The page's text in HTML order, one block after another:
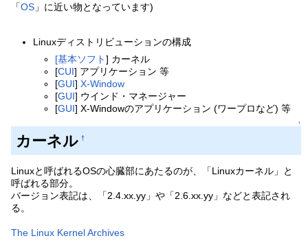
「OS 」に近い物となっています)
Linuxディストリビューションの構成
[基本ソフト] カーネル
[CUI] アプリケーション 等
[GUI]X-Window
[GUI] ウインド・マネージャー
[GUI] X-Windowのアプリケーション (ワープロなど) 等
↑
カーネル †
Linuxと呼ばれるOSの心臓部にあたるのが、「Linuxカーネル」と
呼ばれる部分。
バージョン表記は、「2.4.xx.yy」や「2.6.xx.yy」などと表記され
る。
The Linux Kernel Archives